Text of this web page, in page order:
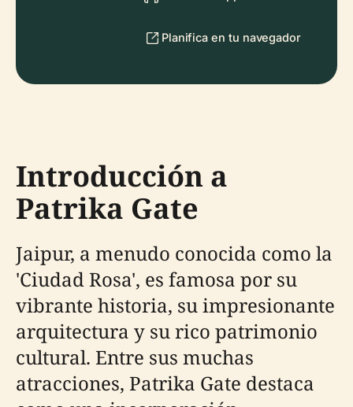
Planifica en tu navegador
Introducción a
Patrika Gate
Jaipur, a menudo conocida como la
'Ciudad Rosa', es famosa por su
vibrante historia, su impresionante
arquitectura y su rico patrimonio
cultural. Entre sus muchas
atracciones, Patrika Gate destaca